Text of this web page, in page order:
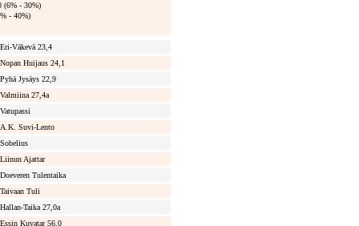
(6% - 30%)
- 40%)
Eri-Väkevä 23,4
Nopan Huijaus 24,1
Pyhä Jysäys 22,9
Valmiina 27,4a
Vatupassi
A.K. Suvi-Lento
Sobelius
Liinun Ajattar
Doeveren Tulentaika
Taivaan Tuli
Hallan-Taika 27,0a
Essin Kuvatar 56,0